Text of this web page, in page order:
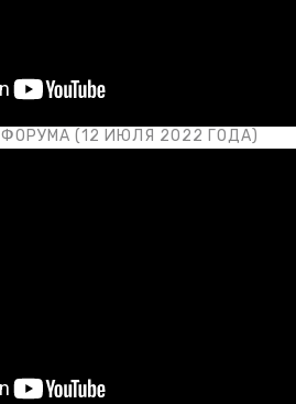
(12 ИЮЛЯ 2022 ГОДА)